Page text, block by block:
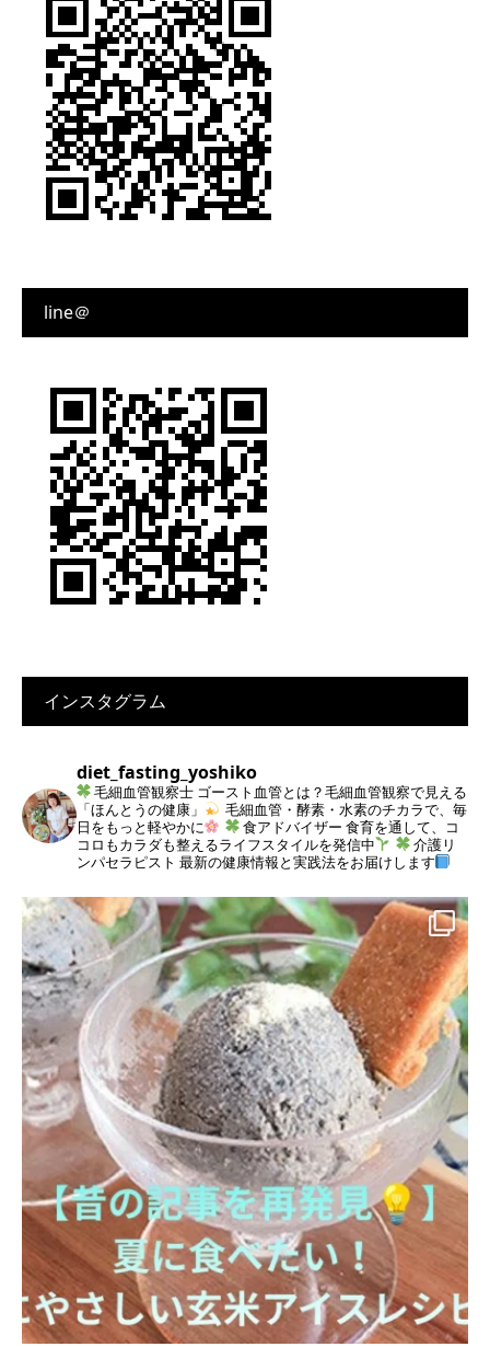
line＠
インスタグラム
diet_fasting_yoshiko
毛細血管観察士 ゴースト血管とは？毛細血管観察で見える
「ほんとうの健康」
毛細血管・酵素・水素のチカラで、毎
日をもっと軽やかに
食アドバイザー 食育を通して、コ
コロもカラダも整えるライフスタイルを発信中
介護リ
ンパセラピスト 最新の健康情報と実践法をお届けします